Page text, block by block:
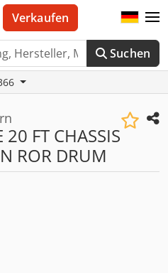
Suchen
Verkaufen
20 FT CHASSIS
ROR DRUM